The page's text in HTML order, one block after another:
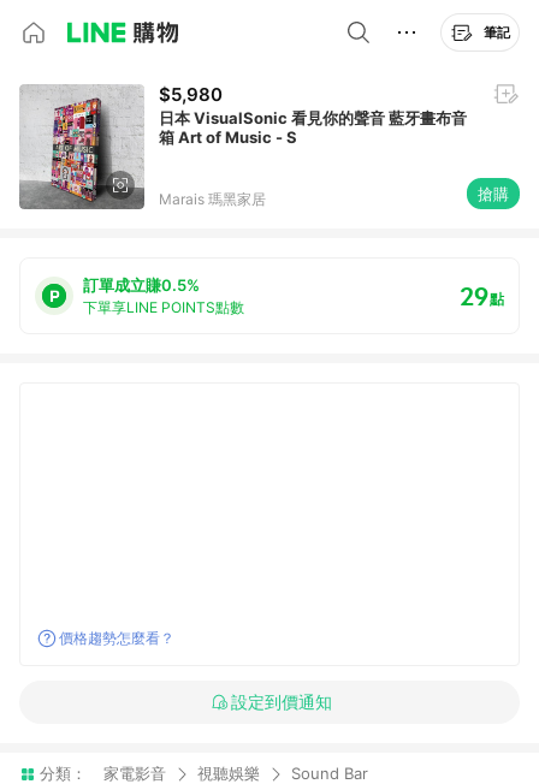
筆記
$5,980
日本 VisualSonic 看見你的聲音 藍牙畫布音
箱 Art of Music - S
Marais 瑪黑家居 搶購
訂單成立賺0.5%
下單享LINE POINTS點數 29點
價格趨勢怎麼看？
設定到價通知
分類： 家電影音 視聽娛樂 Sound Bar